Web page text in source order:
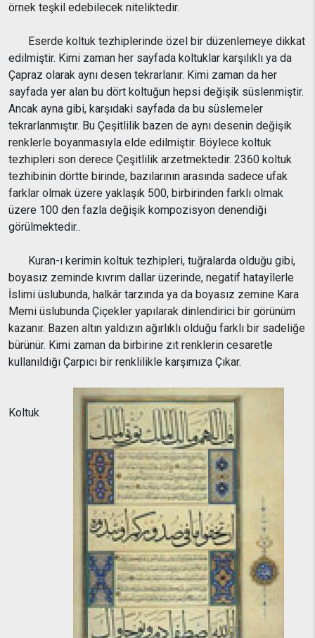
örnek teşkil edebilecek niteliktedir.
Eserde koltuk tezhiplerinde özel bir düzenlemeye dikkat
edilmiştir. Kimi zaman her sayfada koltuklar karşılıklı ya da
Çapraz olarak aynı desen tekrarlanır. Kimi zaman da her
sayfada yer alan bu dört koltuğun hepsi değişik süslenmiştir.
Ancak ayna gibi, karşıdaki sayfada da bu süslemeler
tekrarlanmıştır. Bu Çeşitlilik bazen de aynı desenin değişik
renklerle boyanmasıyla elde edilmiştir. Böylece koltuk
tezhipleri son derece Çeşitlilik arzetmektedir. 2360 koltuk
tezhibinin dörtte birinde, bazılarının arasında sadece ufak
farklar olmak üzere yaklaşık 500, birbirinden farklı olmak
üzere 100 den fazla değişik kompozisyon denendiği
görülmektedir..
Kuran-ı kerimin koltuk tezhipleri, tuğralarda olduğu gibi,
boyasız zeminde kıvrım dallar üzerinde, negatif hatayîlerle
İslimi üslubunda, halkâr tarzında ya da boyasız zemine Kara
Memi üslubunda Çiçekler yapılarak dinlendirici bir görünüm
kazanır. Bazen altın yaldızın ağırlıklı olduğu farklı bir sadeliğe
bürünür. Kimi zaman da birbirine zıt renklerin cesaretle
kullanıldığı Çarpıcı bir renklilikle karşımıza Çıkar.
Koltuk